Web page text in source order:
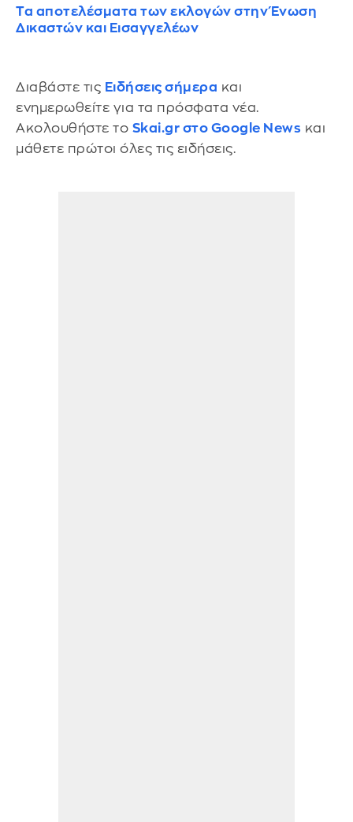
Τα αποτελέσματα των εκλογών στην Ένωση
Δικαστών και Εισαγγελέων
Διαβάστε τις Ειδήσεις σήμερα και
ενημερωθείτε για τα πρόσφατα νέα.
Ακολουθήστε το Skai.gr στο Google News και
μάθετε πρώτοι όλες τις ειδήσεις.